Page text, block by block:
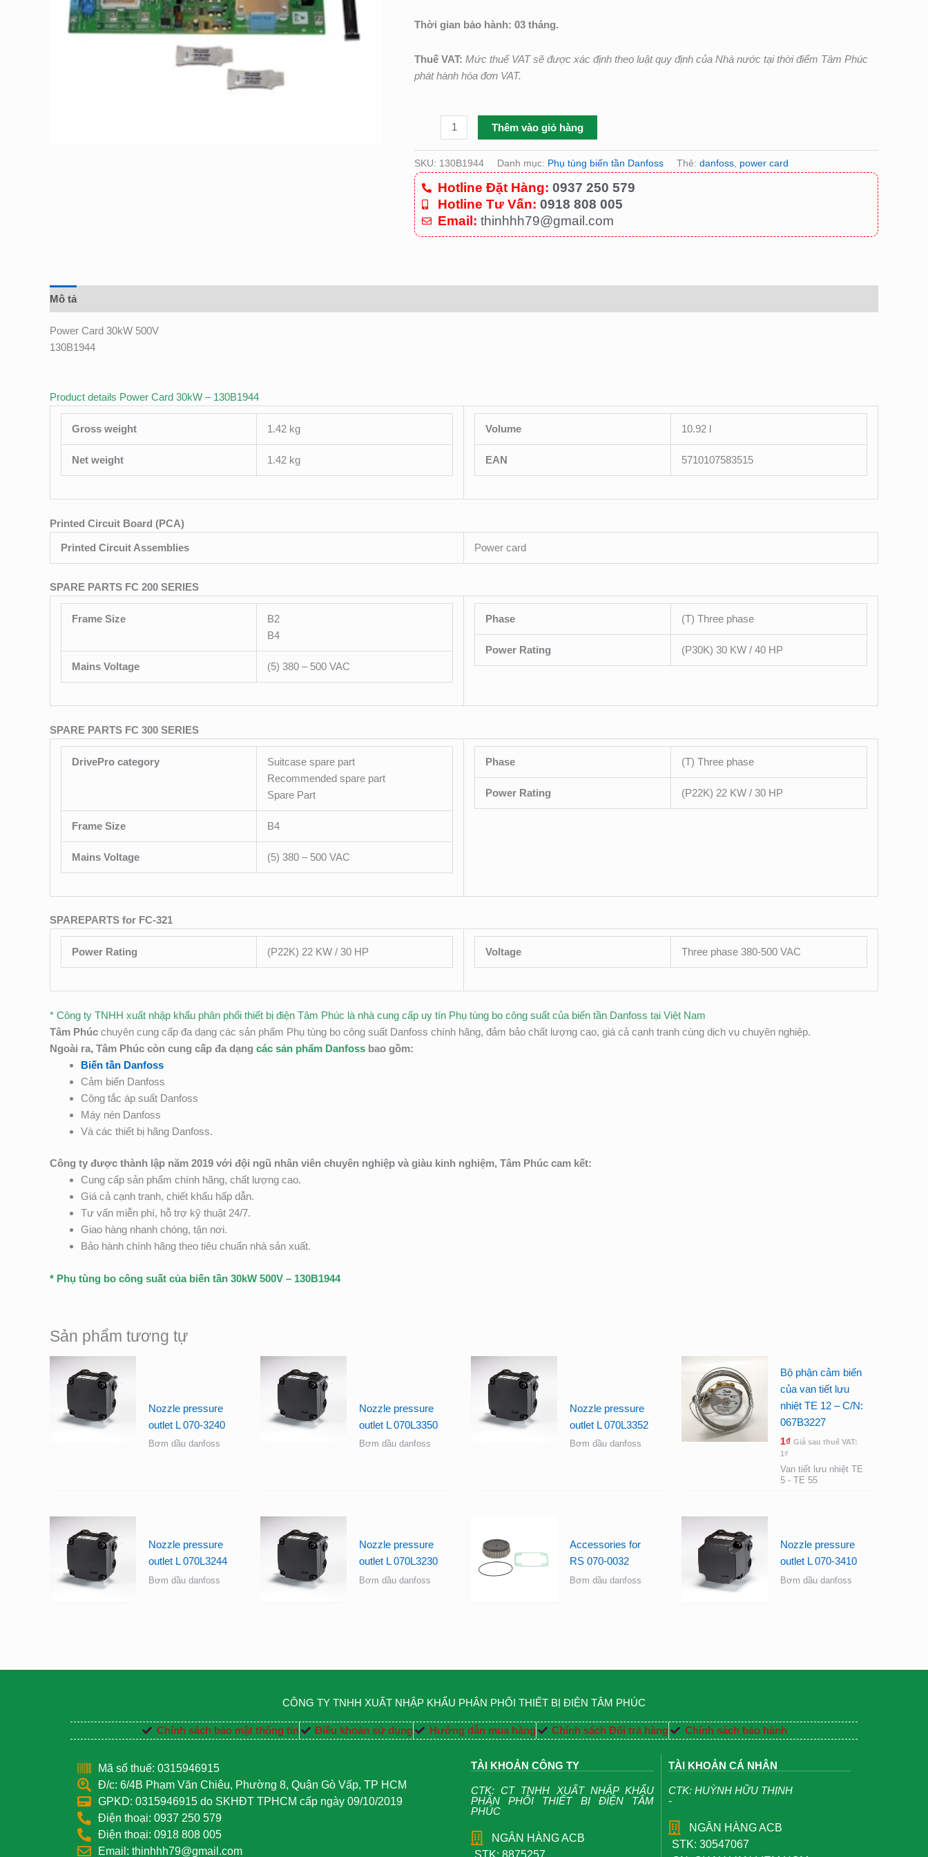
Thời gian bảo hành: 03 tháng.
Thuế VAT: Mức thuế VAT sẽ được xác định theo luật quy định của Nhà nước tại thời điểm Tâm Phúc
phát hành hóa đơn VAT.
130B1944
Thêm vào giỏ hàng
SKU: 130B1944 Danh mục: Phụ tùng biến tần Danfoss Thẻ: danfoss power card
Hotline Đặt Hàng: 0937 250 579
Hotline Tư Vấn: 0918 808 005
Email: thinhhh79@gmail.com
Mô tả
Power Card 30kW 500V
130B1944
Product details Power Card 30kW – 130B1944
Gross weight 1.42 kg
Net weight 1.42 kg
Volume 10.92 l
EAN 5710107583515
Printed Circuit Board (PCA)
Printed Circuit Assemblies Power card
SPARE PARTS FC 200 SERIES
Frame Size
B2
B4
Mains Voltage (5) 380 – 500 VAC
Phase (T) Three phase
Power Rating (P30K) 30 KW / 40 HP
SPARE PARTS FC 300 SERIES
DrivePro category
Suitcase spare part
Recommended spare part
Spare Part
Frame Size B4
Mains Voltage (5) 380 – 500 VAC
Phase (T) Three phase
Power Rating (P22K) 22 KW / 30 HP
SPAREPARTS for FC-321
Power Rating (P22K) 22 KW / 30 HP Voltage Three phase 380-500 VAC
* Công ty TNHH xuất nhập khẩu phân phối thiết bị điện Tâm Phúc là nhà cung cấp uy tín Phụ tùng bo công suất của biến tần Danfoss tại Việt Nam
Tâm Phúc chuyên cung cấp đa dạng các sản phẩm Phụ tùng bo công suất Danfoss chính hãng, đảm bảo chất lượng cao, giá cả cạnh tranh cùng dịch vụ chuyên nghiệp.
Ngoài ra, Tâm Phúc còn cung cấp đa dạng các sản phẩm Danfoss bao gồm:
Biến tần Danfoss
Cảm biến Danfoss
Công tắc áp suất Danfoss
Máy nén Danfoss
Và các thiết bị hãng Danfoss.
Công ty được thành lập năm 2019 với đội ngũ nhân viên chuyên nghiệp và giàu kinh nghiệm, Tâm Phúc cam kết:
Cung cấp sản phẩm chính hãng, chất lượng cao.
Giá cả cạnh tranh, chiết khấu hấp dẫn.
Tư vấn miễn phí, hỗ trợ kỹ thuật 24/7.
Giao hàng nhanh chóng, tận nơi.
Bảo hành chính hãng theo tiêu chuẩn nhà sản xuất.
* Phụ tùng bo công suất của biến tần 30kW 500V – 130B1944
Sản phẩm tương tự
Nozzle pressure
outlet L 070-3240
Bơm dầu danfoss
Nozzle pressure
outlet L 070L3350
Bơm dầu danfoss
Nozzle pressure
outlet L 070L3352
Bơm dầu danfoss
Bộ phận cảm biến
của van tiết lưu
nhiệt TE 12 – C/N:
067B3227
1₫ Giá sau thuế VAT:
1 ₫
Van tiết lưu nhiệt TE
5 - TE 55
Nozzle pressure
outlet L 070L3244
Bơm dầu danfoss
Nozzle pressure
outlet L 070L3230
Bơm dầu danfoss
Accessories for
RS 070-0032
Bơm dầu danfoss
Nozzle pressure
outlet L 070-3410
Bơm dầu danfoss
CÔNG TY TNHH XUẤT NHẬP KHẨU PHÂN PHỐI THIẾT BỊ ĐIỆN TÂM PHÚC
Chính sách bảo mật thông tin Điều khoản sử dụng Hướng dẫn mua hàng Chính sách Đổi trả hàng Chính sách bảo hành
Mã số thuế: 0315946915
Đ/c: 6/4B Phạm Văn Chiêu, Phường 8, Quận Gò Vấp, TP HCM
GPKD: 0315946915 do SKHĐT TPHCM cấp ngày 09/10/2019
Điện thoại: 0937 250 579
Điện thoại: 0918 808 005
Email: thinhhh79@gmail.com
TÀI KHOẢN CÔNG TY
CTK: CT TNHH XUẤT NHẬP KHẨU
PHÂN PHỐI THIẾT BỊ ĐIỆN TÂM
PHÚC
NGÂN HÀNG ACB
STK: 8875257
TÀI KHOẢN CÁ NHÂN
CTK: HUỲNH HỮU THỊNH
-
NGÂN HÀNG ACB
STK: 30547067